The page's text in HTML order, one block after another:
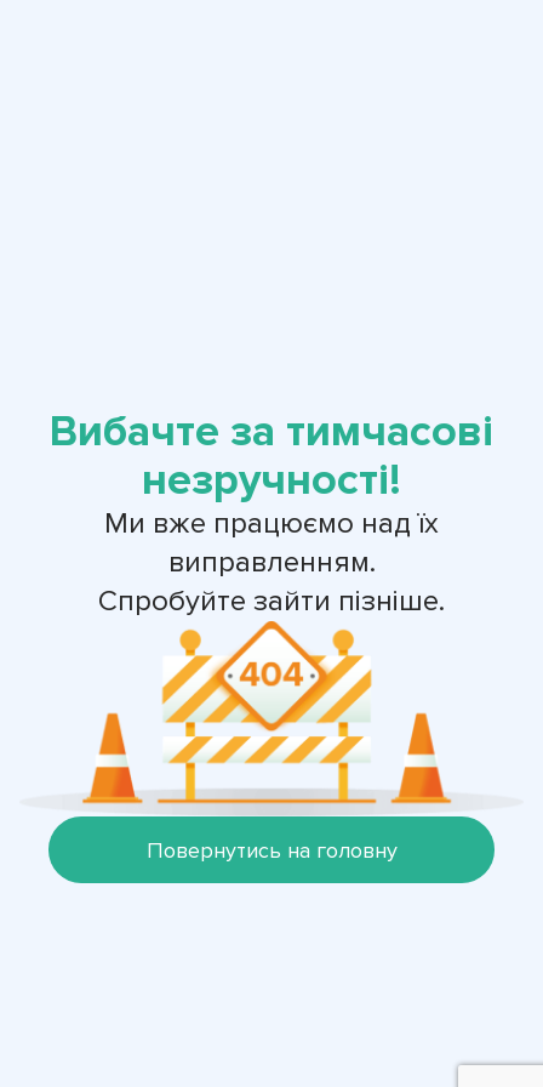
Вибачте за тимчасові
незручності!
Ми вже працюємо над їх
виправленням.
Спробуйте зайти пізніше.
Повернутись на головну